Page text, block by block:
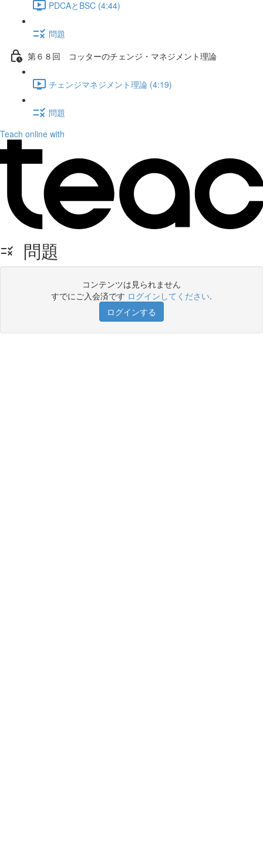
PDCAとBSC (4:44)
問題
第６８回 コッターのチェンジ・マネジメント理論
チェンジマネジメント理論 (4:19)
問題
Teach online with
問題
コンテンツは見られません
すでにご入会済です ログインしてください.
ログインする